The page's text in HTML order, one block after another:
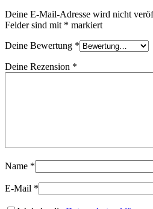
Deine E-Mail-Adresse wird nicht
Felder sind mit * markiert
Deine Bewertung *
Deine Rezension *
Name *
E-Mail *